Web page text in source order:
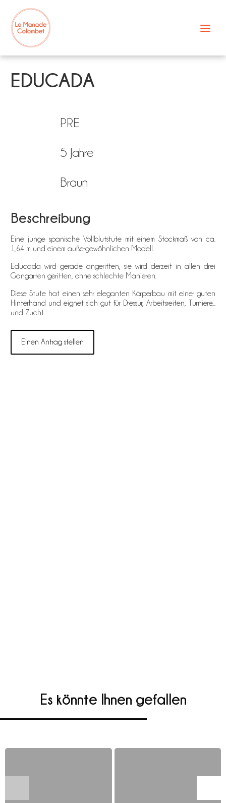
Inhalt
springen
EDUCADA
PRE
5 Jahre
Braun
Beschreibung
Eine junge spanische Vollblutstute mit einem Stockmaß von ca.
1,64 m und einem außergewöhnlichen Modell.
Educada wird gerade angeritten, sie wird derzeit in allen drei
Gangarten geritten, ohne schlechte Manieren.
Diese Stute hat einen sehr eleganten Körperbau mit einer guten
Hinterhand und eignet sich gut für Dressur, Arbeitsreiten, Turniere...
und Zucht.
Einen Antrag stellen
Es könnte Ihnen gefallen